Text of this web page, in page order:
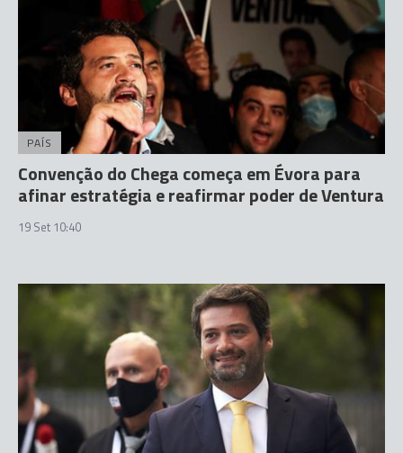
PAÍS
Convenção do Chega começa em Évora para
afinar estratégia e reafirmar poder de Ventura
19 Set 10:40